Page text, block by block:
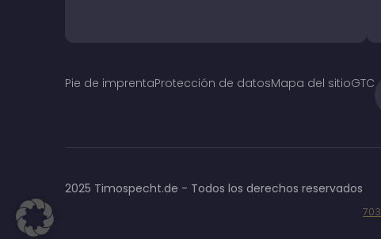
Pie de imprentaProtección de datosMapa del sitioGTC
2025 Timospecht.de - Todos los derechos reservados
703